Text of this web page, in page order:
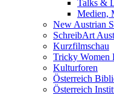
Talks &
Medien,
New Austrian
SchreibArt
Kurzfilmschau
Tricky Women
Kulturforen
Österreich
Österreich